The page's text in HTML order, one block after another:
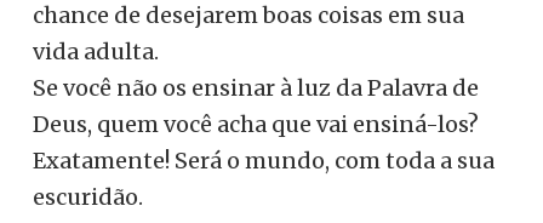
chance de desejarem boas coisas em sua
vida adulta.
Se você não os ensinar à luz da Palavra de
Deus, quem você acha que vai ensiná-los?
Exatamente! Será o mundo, com toda a sua
escuridão.